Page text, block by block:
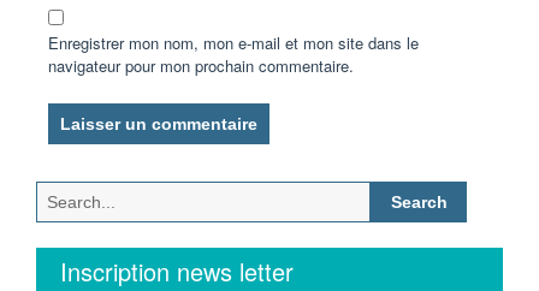
Enregistrer mon nom, mon e-mail et mon site dans le
navigateur pour mon prochain commentaire.
Search
for:
Inscription news letter